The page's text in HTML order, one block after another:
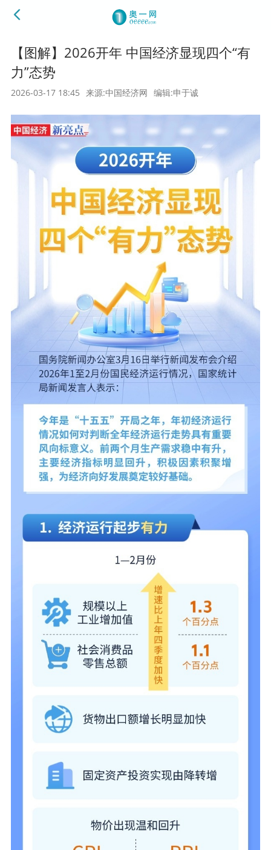
【图解】2026开年 中国经济显现四个“有
力”态势
2026-03-17 18:45 来源:中国经济网 编辑:申于诚